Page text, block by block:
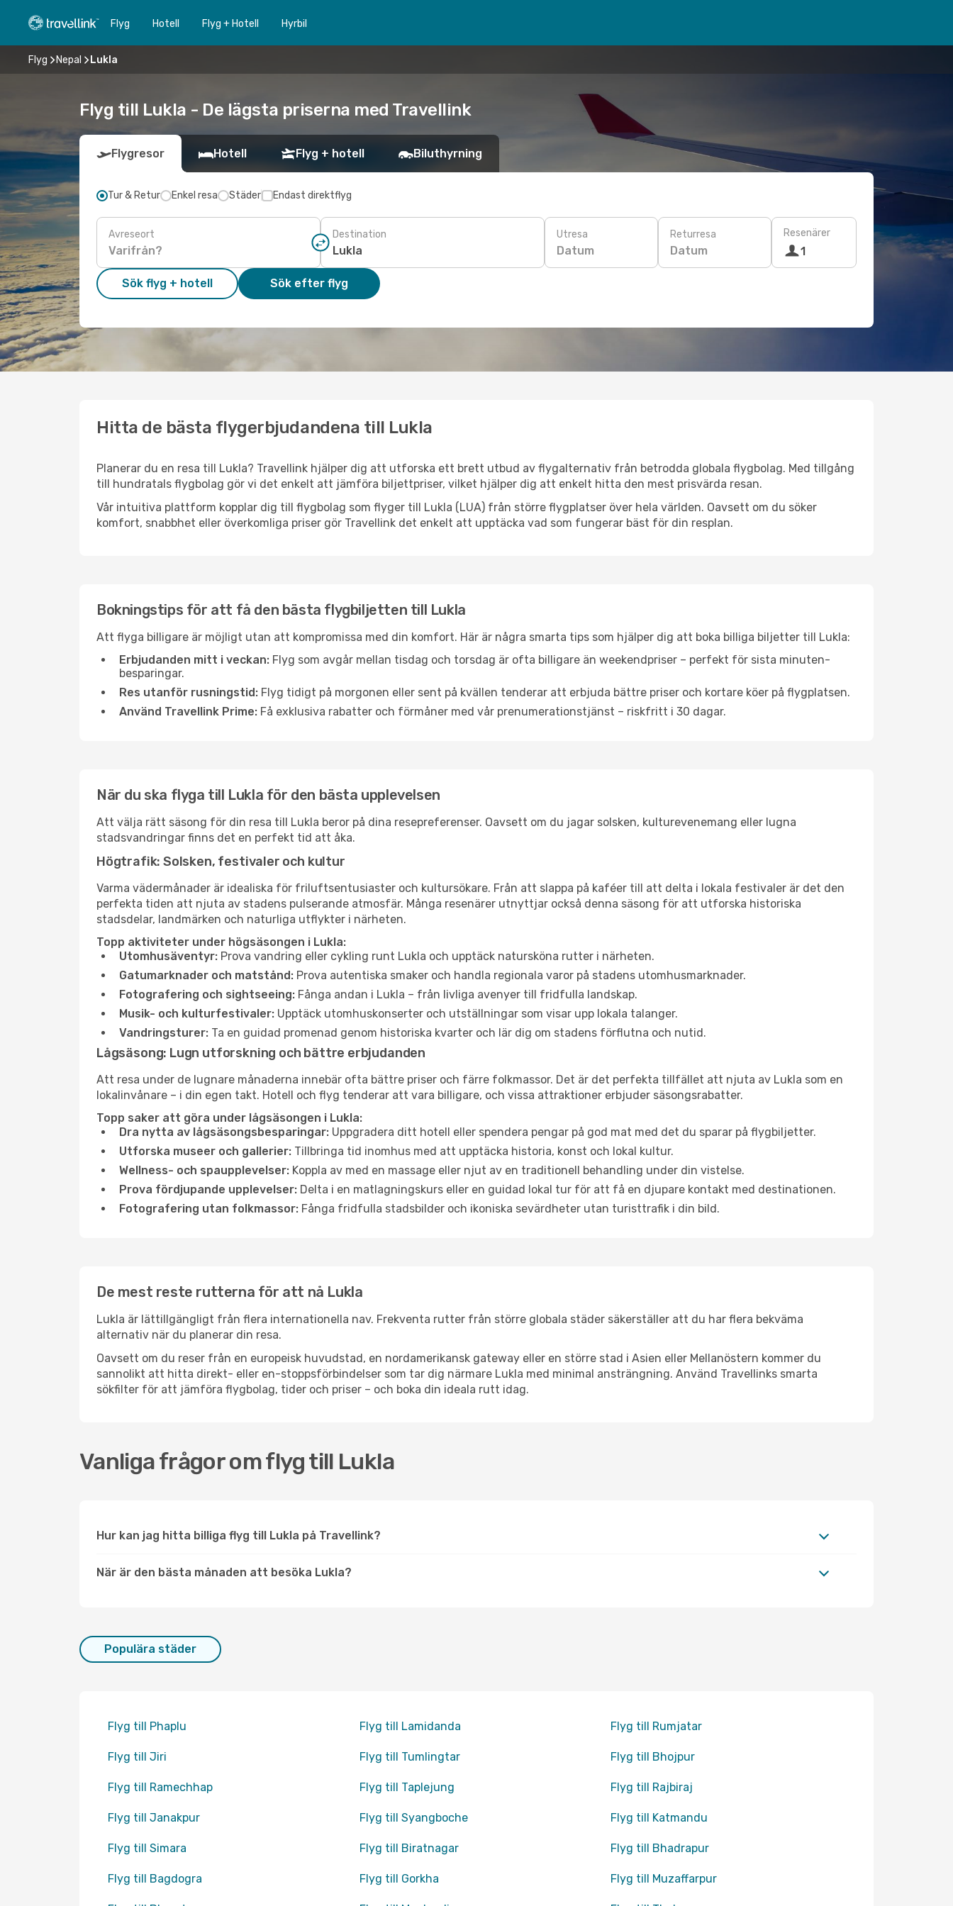
Flyg Hotell Flyg + Hotell Hyrbil
Flyg Nepal Lukla
Flyg till Lukla - De lägsta priserna med Travellink
Flygresor Hotell Flyg + hotell Biluthyrning
Tur & Retur Enkel resa Städer Endast direktflyg
Avreseort Destination Utresa
Datum
Returresa
Datum
Resenärer
1
Sök flyg + hotell Sök efter flyg
Hitta de bästa flygerbjudandena till Lukla
Planerar du en resa till Lukla? Travellink hjälper dig att utforska ett brett utbud av flygalternativ från betrodda globala flygbolag. Med tillgång
till hundratals flygbolag gör vi det enkelt att jämföra biljettpriser, vilket hjälper dig att enkelt hitta den mest prisvärda resan.
Vår intuitiva plattform kopplar dig till flygbolag som flyger till Lukla (LUA) från större flygplatser över hela världen. Oavsett om du söker
komfort, snabbhet eller överkomliga priser gör Travellink det enkelt att upptäcka vad som fungerar bäst för din resplan.
Bokningstips för att få den bästa flygbiljetten till Lukla
Att flyga billigare är möjligt utan att kompromissa med din komfort. Här är några smarta tips som hjälper dig att boka billiga biljetter till Lukla:
Erbjudanden mitt i veckan: Flyg som avgår mellan tisdag och torsdag är ofta billigare än weekendpriser – perfekt för sista minuten-
besparingar.
Res utanför rusningstid: Flyg tidigt på morgonen eller sent på kvällen tenderar att erbjuda bättre priser och kortare köer på flygplatsen.
Använd Travellink Prime: Få exklusiva rabatter och förmåner med vår prenumerationstjänst – riskfritt i 30 dagar.
När du ska flyga till Lukla för den bästa upplevelsen
Att välja rätt säsong för din resa till Lukla beror på dina resepreferenser. Oavsett om du jagar solsken, kulturevenemang eller lugna
stadsvandringar finns det en perfekt tid att åka.
Högtrafik: Solsken, festivaler och kultur
Varma vädermånader är idealiska för friluftsentusiaster och kultursökare. Från att slappa på kaféer till att delta i lokala festivaler är det den
perfekta tiden att njuta av stadens pulserande atmosfär. Många resenärer utnyttjar också denna säsong för att utforska historiska
stadsdelar, landmärken och naturliga utflykter i närheten.
Topp aktiviteter under högsäsongen i Lukla:
Utomhusäventyr: Prova vandring eller cykling runt Lukla och upptäck natursköna rutter i närheten.
Gatumarknader och matstånd: Prova autentiska smaker och handla regionala varor på stadens utomhusmarknader.
Fotografering och sightseeing: Fånga andan i Lukla – från livliga avenyer till fridfulla landskap.
Musik- och kulturfestivaler: Upptäck utomhuskonserter och utställningar som visar upp lokala talanger.
Vandringsturer: Ta en guidad promenad genom historiska kvarter och lär dig om stadens förflutna och nutid.
Lågsäsong: Lugn utforskning och bättre erbjudanden
Att resa under de lugnare månaderna innebär ofta bättre priser och färre folkmassor. Det är det perfekta tillfället att njuta av Lukla som en
lokalinvånare – i din egen takt. Hotell och flyg tenderar att vara billigare, och vissa attraktioner erbjuder säsongsrabatter.
Topp saker att göra under lågsäsongen i Lukla:
Dra nytta av lågsäsongsbesparingar: Uppgradera ditt hotell eller spendera pengar på god mat med det du sparar på flygbiljetter.
Utforska museer och gallerier: Tillbringa tid inomhus med att upptäcka historia, konst och lokal kultur.
Wellness- och spaupplevelser: Koppla av med en massage eller njut av en traditionell behandling under din vistelse.
Prova fördjupande upplevelser: Delta i en matlagningskurs eller en guidad lokal tur för att få en djupare kontakt med destinationen.
Fotografering utan folkmassor: Fånga fridfulla stadsbilder och ikoniska sevärdheter utan turisttrafik i din bild.
De mest reste rutterna för att nå Lukla
Lukla är lättillgängligt från flera internationella nav. Frekventa rutter från större globala städer säkerställer att du har flera bekväma
alternativ när du planerar din resa.
Oavsett om du reser från en europeisk huvudstad, en nordamerikansk gateway eller en större stad i Asien eller Mellanöstern kommer du
sannolikt att hitta direkt- eller en-stoppsförbindelser som tar dig närmare Lukla med minimal ansträngning. Använd Travellinks smarta
sökfilter för att jämföra flygbolag, tider och priser – och boka din ideala rutt idag.
Vanliga frågor om flyg till Lukla
Hur kan jag hitta billiga flyg till Lukla på Travellink?
När är den bästa månaden att besöka Lukla?
Populära städer
Flyg till Phaplu Flyg till Lamidanda Flyg till Rumjatar
Flyg till Jiri Flyg till Tumlingtar Flyg till Bhojpur
Flyg till Ramechhap Flyg till Taplejung Flyg till Rajbiraj
Flyg till Janakpur Flyg till Syangboche Flyg till Katmandu
Flyg till Simara Flyg till Biratnagar Flyg till Bhadrapur
Flyg till Bagdogra Flyg till Gorkha Flyg till Muzaffarpur